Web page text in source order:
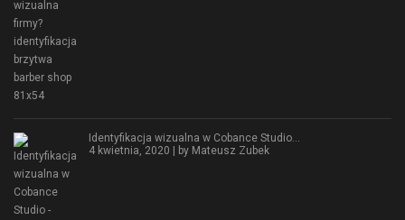
Identyfikacja wizualna w Cobance Studio…
4 kwietnia, 2020 | by Mateusz Zubek